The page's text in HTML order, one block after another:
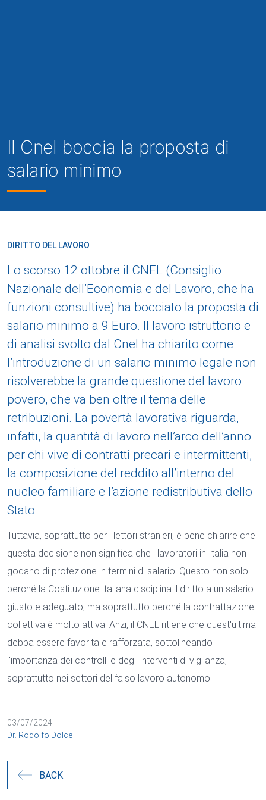
Il Cnel boccia la proposta di
salario minimo
DIRITTO DEL LAVORO
Lo scorso 12 ottobre il CNEL (Consiglio
Nazionale dell’Economia e del Lavoro, che ha
funzioni consultive) ha bocciato la proposta di
salario minimo a 9 Euro. Il lavoro istruttorio e
di analisi svolto dal Cnel ha chiarito come
l’introduzione di un salario minimo legale non
risolverebbe la grande questione del lavoro
povero, che va ben oltre il tema delle
retribuzioni. La povertà lavorativa riguarda,
infatti, la quantità di lavoro nell’arco dell’anno
per chi vive di contratti precari e intermittenti,
la composizione del reddito all’interno del
nucleo familiare e l’azione redistributiva dello
Stato
Tuttavia, soprattutto per i lettori stranieri, è bene chiarire che
questa decisione non significa che i lavoratori in Italia non
godano di protezione in termini di salario. Questo non solo
perché la Costituzione italiana disciplina il diritto a un salario
giusto e adeguato, ma soprattutto perché la contrattazione
collettiva è molto attiva. Anzi, il CNEL ritiene che quest'ultima
debba essere favorita e rafforzata, sottolineando
l'importanza dei controlli e degli interventi di vigilanza,
soprattutto nei settori del falso lavoro autonomo.
03/07/2024
Dr. Rodolfo Dolce
BACK